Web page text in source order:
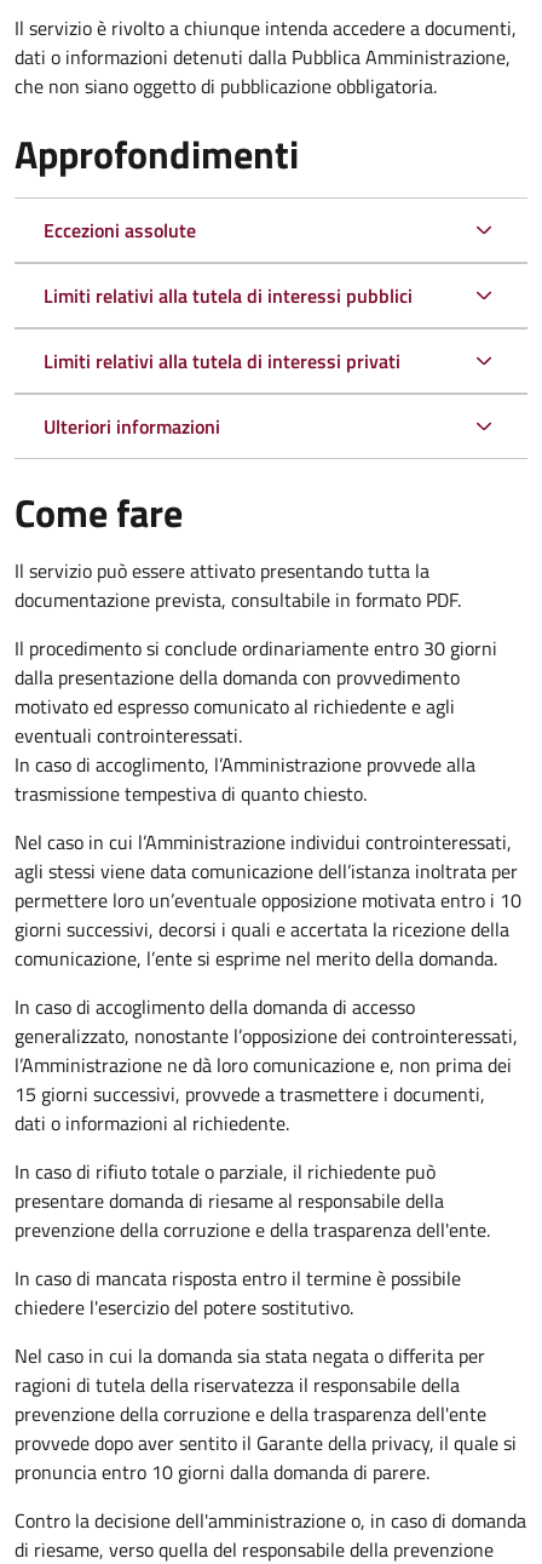
Il servizio è rivolto a chiunque intenda accedere a documenti,
dati o informazioni detenuti dalla Pubblica Amministrazione,
che non siano oggetto di pubblicazione obbligatoria.
Approfondimenti
Eccezioni assolute
Limiti relativi alla tutela di interessi pubblici
Limiti relativi alla tutela di interessi privati
Ulteriori informazioni
Come fare
Il servizio può essere attivato presentando tutta la
documentazione prevista, consultabile in formato PDF.
Il procedimento si conclude ordinariamente entro 30 giorni
dalla presentazione della domanda con provvedimento
motivato ed espresso comunicato al richiedente e agli
eventuali controinteressati.
In caso di accoglimento, l’Amministrazione provvede alla
trasmissione tempestiva di quanto chiesto.
Nel caso in cui l’Amministrazione individui controinteressati,
agli stessi viene data comunicazione dell’istanza inoltrata per
permettere loro un’eventuale opposizione motivata entro i 10
giorni successivi, decorsi i quali e accertata la ricezione della
comunicazione, l’ente si esprime nel merito della domanda.
In caso di accoglimento della domanda di accesso
generalizzato, nonostante l’opposizione dei controinteressati,
l’Amministrazione ne dà loro comunicazione e, non prima dei
15 giorni successivi, provvede a trasmettere i documenti,
dati o informazioni al richiedente.
In caso di rifiuto totale o parziale, il richiedente può
presentare domanda di riesame al responsabile della
prevenzione della corruzione e della trasparenza dell'ente.
In caso di mancata risposta entro il termine è possibile
chiedere l'esercizio del potere sostitutivo.
Nel caso in cui la domanda sia stata negata o differita per
ragioni di tutela della riservatezza il responsabile della
prevenzione della corruzione e della trasparenza dell'ente
provvede dopo aver sentito il Garante della privacy, il quale si
pronuncia entro 10 giorni dalla domanda di parere.
Contro la decisione dell'amministrazione o, in caso di domanda
di riesame, verso quella del responsabile della prevenzione